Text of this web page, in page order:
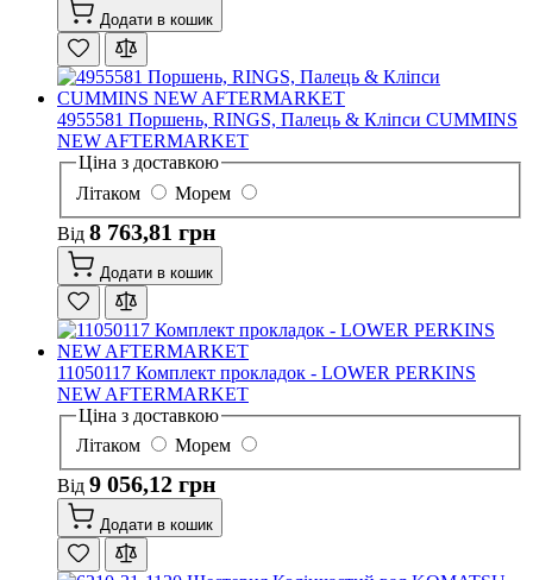
Додати в кошик
4955581 Поршень, RINGS, Палець & Кліпси CUMMINS
NEW AFTERMARKET
Ціна з доставкою
Літаком
Морем
Від 8 763,81 грн
Додати в кошик
11050117 Комплект прокладок - LOWER PERKINS
NEW AFTERMARKET
Ціна з доставкою
Літаком
Морем
Від 9 056,12 грн
Додати в кошик